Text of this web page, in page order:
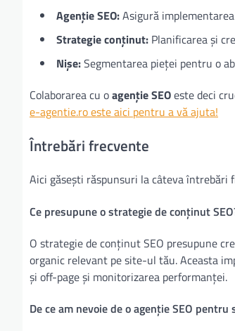
Agenție SEO:Asigură
Strategie conținut: Planificarea și
Nișe:Segmentarea pieței pentru o
Colaborarea cu oagenție SEOeste deci
e-agentie.ro este aici pentru a vă ajuta!
Întrebări frecvente
Aici găsești răspunsuri la câteva întrebări
Ce presupune o strategie de conținut
O strategie de conținut SEO presupune
organic relevant pe site-ul tău. Aceasta
și off-page și monitorizarea performanței.
De ce am nevoie de o agenție SEO